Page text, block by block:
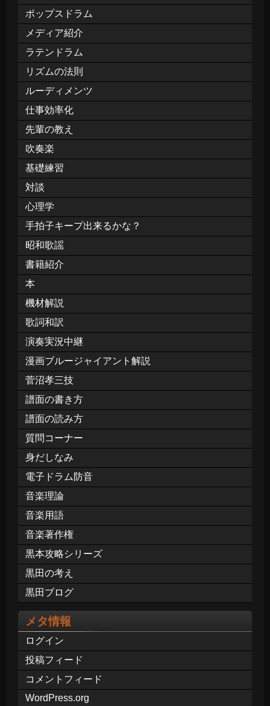
ポップスドラム
メディア紹介
ラテンドラム
リズムの法則
ルーディメンツ
仕事効率化
先輩の教え
吹奏楽
基礎練習
対談
心理学
手拍子キープ出来るかな？
昭和歌謡
書籍紹介
本
機材解説
歌詞和訳
演奏実況中継
漫画ブルージャイアント解説
菅沼孝三技
譜面の書き方
譜面の読み方
質問コーナー
身だしなみ
電子ドラム防音
音楽理論
音楽用語
音楽著作権
黒本攻略シリーズ
黒田の考え
黒田ブログ
メタ情報
ログイン
投稿フィード
コメントフィード
WordPress.org